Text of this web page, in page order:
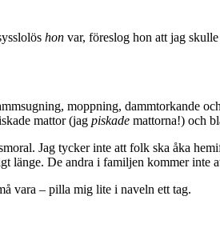
hon var, föreslog hon att jag
moppning, dammtorkande
mattor (jag piskade mattorna!) och
Jag tycker inte att folk ska åka
länge. De andra i familjen kommer inte
vara – pilla mig lite i naveln ett tag.